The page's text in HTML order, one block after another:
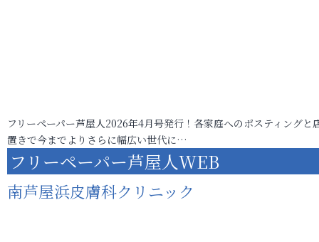
フリーペーパー芦屋人2026年4月号発行！各家庭へのポスティングと
置きで今までよりさらに幅広い世代に…
フリーペーパー芦屋人WEB
南芦屋浜皮膚科クリニック